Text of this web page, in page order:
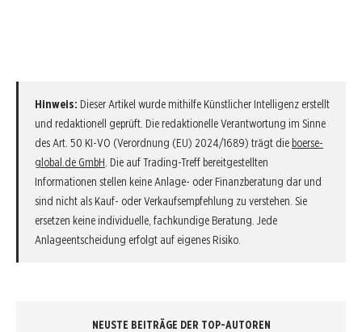
Hinweis: Dieser Artikel wurde mithilfe Künstlicher Intelligenz erstellt
und redaktionell geprüft. Die redaktionelle Verantwortung im Sinne
des Art. 50 KI-VO (Verordnung (EU) 2024/1689) trägt die boerse-
global.de GmbH . Die auf Trading-Treff bereitgestellten
Informationen stellen keine Anlage- oder Finanzberatung dar und
sind nicht als Kauf- oder Verkaufsempfehlung zu verstehen. Sie
ersetzen keine individuelle, fachkundige Beratung. Jede
Anlageentscheidung erfolgt auf eigenes Risiko.
NEUSTE BEITRÄGE DER TOP-AUTOREN